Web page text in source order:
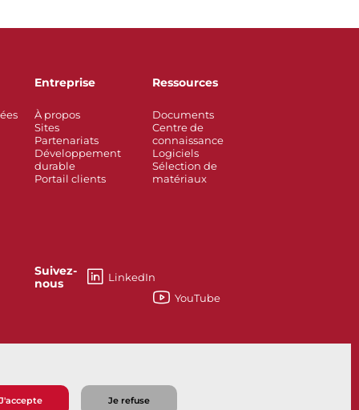
J'accepte Je refuse
Entreprise
À propos
Sites
Partenariats
Développement
durable
Portail clients
Suivez-
nous
LinkedIn
Ressources
Documents
Centre de
connaissance
Logiciels
Sélection de
matériaux
YouTube